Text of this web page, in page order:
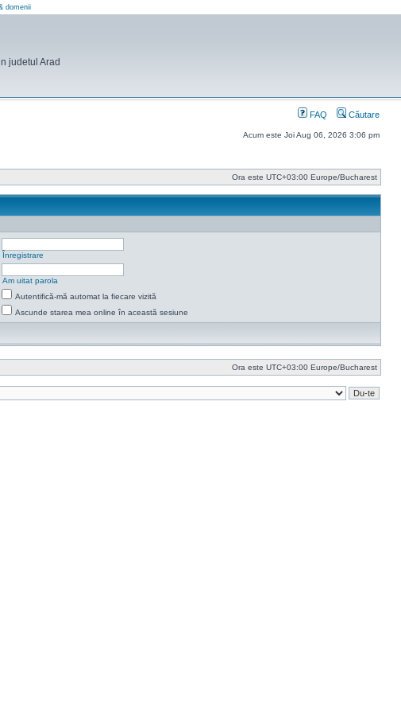
domenii
judetul Arad
FAQ Căutare
Acum este Joi Aug 06, 2026 3:06 pm
Ora este UTC+03:00 Europe/Bucharest
Înregistrare
Am uitat parola
Autentifică-mă automat la fiecare vizită
Ascunde starea mea online în această sesiune
Ora este UTC+03:00 Europe/Bucharest